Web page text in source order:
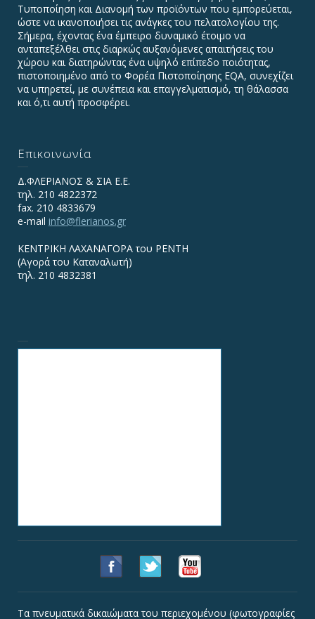
Τυποποίηση και Διανομή των προϊόντων που εμπορεύεται,
ώστε να ικανοποιήσει τις ανάγκες του πελατολογίου της.
Σήμερα, έχοντας ένα έμπειρο δυναμικό έτοιμο να
ανταπεξέλθει στις διαρκώς αυξανόμενες απαιτήσεις του
χώρου και διατηρώντας ένα υψηλό επίπεδο ποιότητας,
πιστοποιημένο από το Φορέα Πιστοποίησης EQA, συνεχίζει
να υπηρετεί, με συνέπεια και επαγγελματισμό, τη θάλασσα
και ό,τι αυτή προσφέρει.
Επικοινωνία
Δ.ΦΛΕΡΙΑΝΟΣ & ΣΙΑ Ε.Ε.
τηλ. 210 4822372
fax. 210 4833679
e-mail info@flerianos.gr
ΚΕΝΤΡΙΚΗ ΛΑΧΑΝΑΓΟΡΑ του ΡΕΝΤΗ
(Αγορά του Καταναλωτή)
τηλ. 210 4832381
Τα πνευματικά δικαιώματα του περιεχομένου (φωτογραφίες